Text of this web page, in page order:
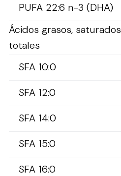
PUFA 22:6 n-3 (DHA)
Ácidos grasos, saturados
totales
SFA 10:0
SFA 12:0
SFA 14:0
SFA 15:0
SFA 16:0